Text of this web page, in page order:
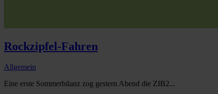
Rockzipfel-Fahren
Allgemein
Eine erste Sommerbilanz zog gestern Abend die ZIB2...